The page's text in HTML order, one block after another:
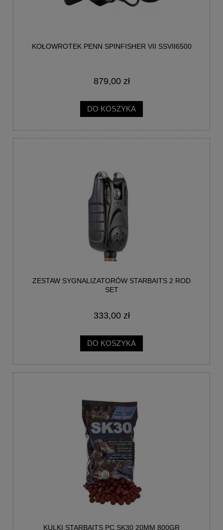
KOŁOWROTEK PENN SPINFISHER VII SSVII6500
879,00 zł
DO KOSZYKA
ZESTAW SYGNALIZATORÓW STARBAITS 2 ROD
SET
333,00 zł
DO KOSZYKA
KULKI STARBAITS PC SK30 20MM 800GR